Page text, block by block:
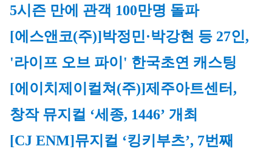
5시즌 만에 관객 100만명 돌파
[에스앤코(주)]박정민·박강현 등 27인,
'라이프 오브 파이' 한국초연 캐스팅
[에이치제이컬쳐(주)]제주아트센터,
창작 뮤지컬 ‘세종, 1446’ 개최
[CJ ENM]뮤지컬 ‘킹키부츠’, 7번째